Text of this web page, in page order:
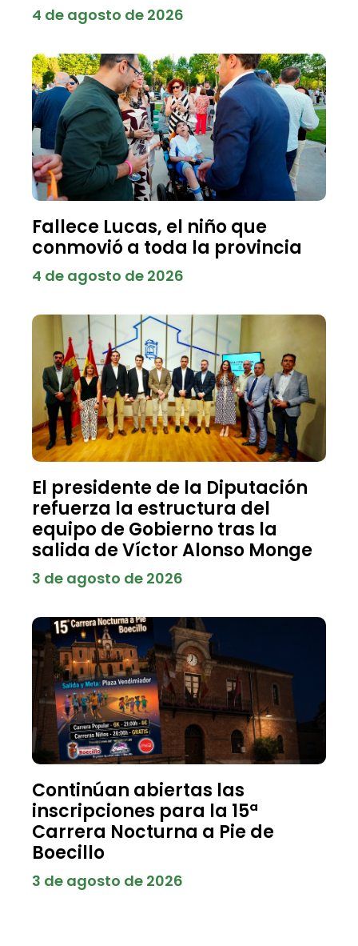
4 de agosto de 2026
Fallece Lucas, el niño que
conmovió a toda la provincia
4 de agosto de 2026
El presidente de la Diputación
refuerza la estructura del
equipo de Gobierno tras la
salida de Víctor Alonso Monge
3 de agosto de 2026
Continúan abiertas las
inscripciones para la 15ª
Carrera Nocturna a Pie de
Boecillo
3 de agosto de 2026